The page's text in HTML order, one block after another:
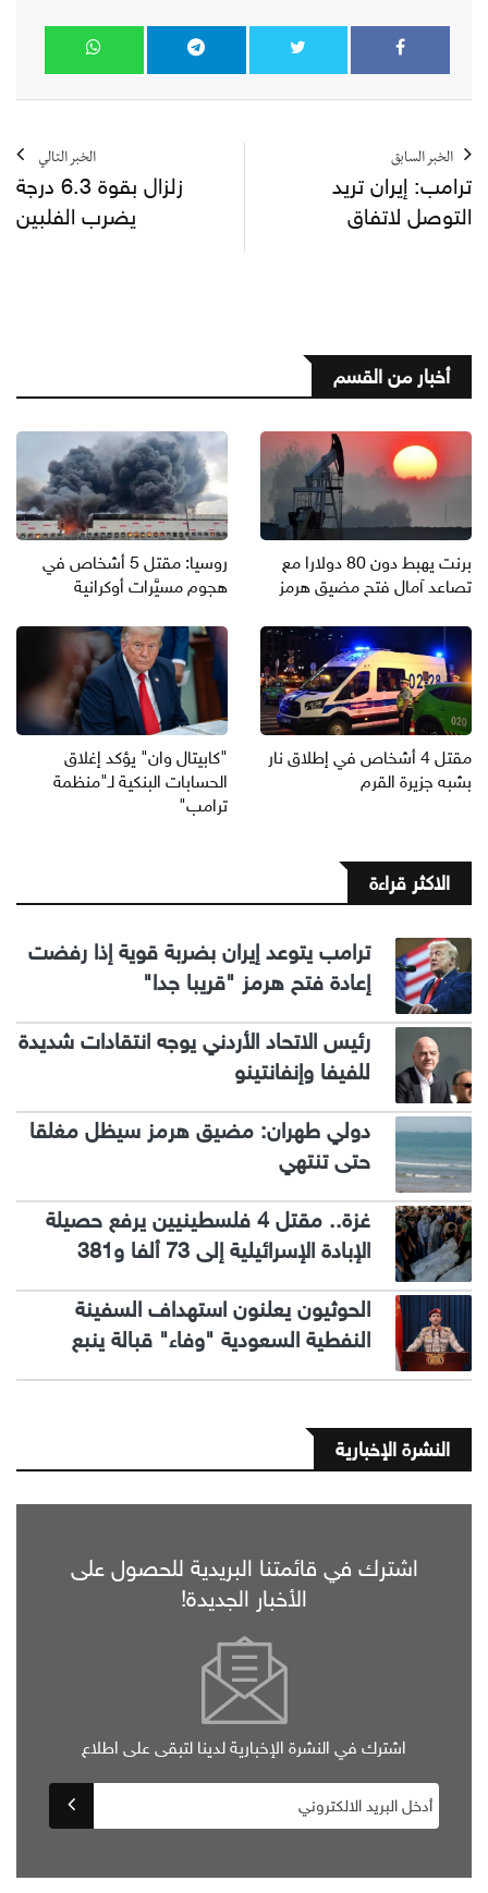
الخبر السابق
ترامب: إيران تريد
التوصل لاتفاق
الخبر التالي
زلزال بقوة 6.3 درجة
يضرب الفلبين
أخبار من القسم
برنت يهبط دون 80 دولارا مع
تصاعد آمال فتح مضيق هرمز
روسيا: مقتل 5 أشخاص في
هجوم مسيَّرات أوكرانية
مقتل 4 أشخاص في إطلاق نار
بشبه جزيرة القرم
"كابيتال وان" يؤكد إغلاق
الحسابات البنكية لـ"منظمة
ترامب"
الاكثر قراءة
ترامب يتوعد إيران بضربة قوية إذا رفضت
إعادة فتح هرمز "قريبا جدا"
رئيس الاتحاد الأردني يوجه انتقادات شديدة
للفيفا وإنفانتينو
دولي طهران: مضيق هرمز سيظل مغلقا
حتى تنتهي
غزة.. مقتل 4 فلسطينيين يرفع حصيلة
الإبادة الإسرائيلية إلى 73 ألفا و381
الحوثيون يعلنون استهداف السفينة
النفطية السعودية "وفاء" قبالة ينبع
النشرة الإخبارية
اشترك في قائمتنا البريدية للحصول على
الأخبار الجديدة!
اشترك في النشرة الإخبارية لدينا لتبقى على اطلاع